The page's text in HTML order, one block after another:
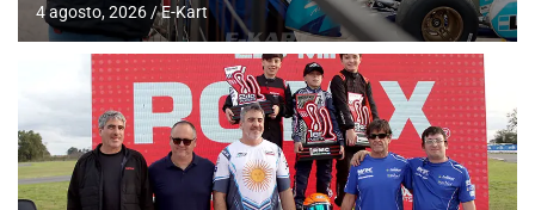
4 agosto, 2026 E-Kart